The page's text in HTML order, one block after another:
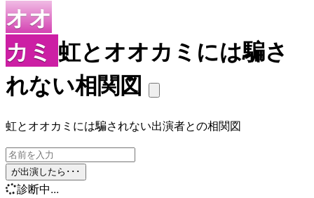
オオ
カミ 虹とオオカミには騙さ
れない相関図
虹とオオカミには騙されない出演者との相関図
が出演したら･･･
診断中...